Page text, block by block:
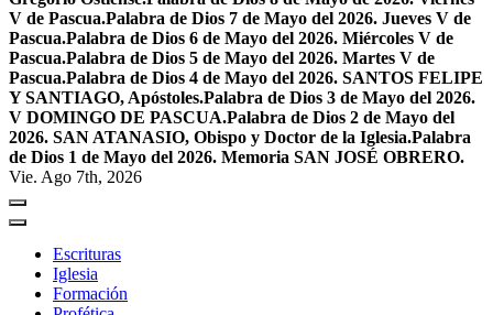
V de Pascua.Palabra de Dios 7 de Mayo del 2026. Jueves V de
Pascua.Palabra de Dios 6 de Mayo del 2026. Miércoles V de
Pascua.Palabra de Dios 5 de Mayo del 2026. Martes V de
Pascua.Palabra de Dios 4 de Mayo del 2026. SANTOS FELIPE
Y SANTIAGO, Apóstoles.Palabra de Dios 3 de Mayo del 2026.
V DOMINGO DE PASCUA.Palabra de Dios 2 de Mayo del
2026. SAN ATANASIO, Obispo y Doctor de la Iglesia.Palabra
de Dios 1 de Mayo del 2026. Memoria SAN JOSÉ OBRERO.
Vie. Ago 7th, 2026
Escrituras
Iglesia
Formación